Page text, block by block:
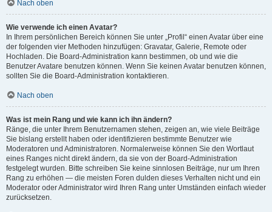
Nach oben
Wie verwende ich einen Avatar?
In Ihrem persönlichen Bereich können Sie unter „Profil“ einen Avatar über eine
der folgenden vier Methoden hinzufügen: Gravatar, Galerie, Remote oder
Hochladen. Die Board-Administration kann bestimmen, ob und wie die
Benutzer Avatare benutzen können. Wenn Sie keinen Avatar benutzen können,
sollten Sie die Board-Administration kontaktieren.
Nach oben
Was ist mein Rang und wie kann ich ihn ändern?
Ränge, die unter Ihrem Benutzernamen stehen, zeigen an, wie viele Beiträge
Sie bislang erstellt haben oder identifizieren bestimmte Benutzer wie
Moderatoren und Administratoren. Normalerweise können Sie den Wortlaut
eines Ranges nicht direkt ändern, da sie von der Board-Administration
festgelegt wurden. Bitte schreiben Sie keine sinnlosen Beiträge, nur um Ihren
Rang zu erhöhen — die meisten Foren dulden dieses Verhalten nicht und ein
Moderator oder Administrator wird Ihren Rang unter Umständen einfach wieder
zurücksetzen.